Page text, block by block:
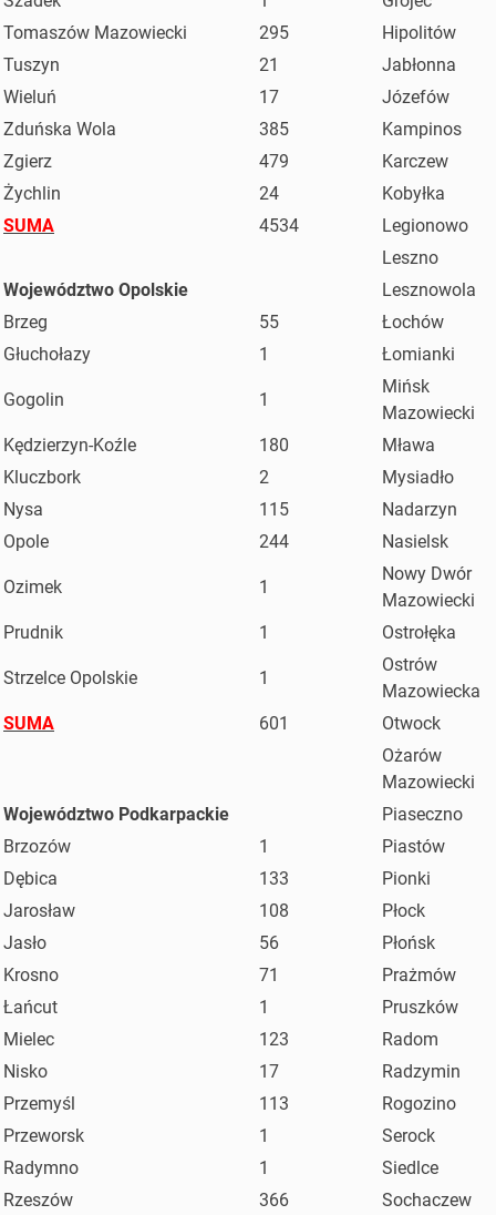
Tomaszów Mazowiecki
295
Hipolitów
Tuszyn
21
Jabłonna
Wieluń
17
Józefów
Zduńska Wola
385
Kampinos
Zgierz
479
Karczew
Żychlin
24
Kobyłka
SUMA
4534
Legionowo
Leszno
Województwo Opolskie
Lesznowola
Brzeg
55
Łochów
Głuchołazy
1 Łomianki
Gogolin 1
Mińsk
Mazowiecki
Kędzierzyn-Koźle
180
Mława
Kluczbork
2
Mysiadło
Nysa
115
Nadarzyn
Opole
244 Nasielsk
Ozimek 1
Nowy Dwór
Mazowiecki
Prudnik
1 Ostrołęka
Strzelce Opolskie 1
Ostrów
Mazowiecka
SUMA
601
Otwock
Ożarów
Mazowiecki
Województwo Podkarpackie
Piaseczno
Brzozów
1
Piastów
Dębica
133
Pionki
Jarosław
108
Płock
Jasło
56
Płońsk
Krosno
71
Prażmów
Łańcut
1
Pruszków
Mielec
123
Radom
Nisko
17
Radzymin
Przemyśl
113
Rogozino
Przeworsk
1
Serock
Radymno
1
Siedlce
Rzeszów
366 Sochaczew